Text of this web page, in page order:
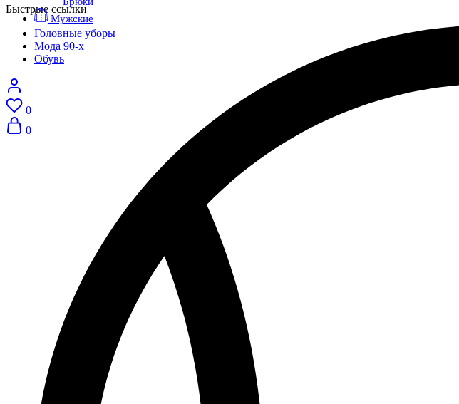
Быстрые ссылки
Головные уборы
Мода 90-х
Обувь
0
0
Мужские